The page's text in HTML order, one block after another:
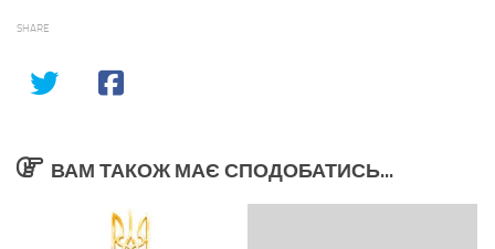
SHARE
ВАМ ТАКОЖ МАЄ СПОДОБАТИСЬ...